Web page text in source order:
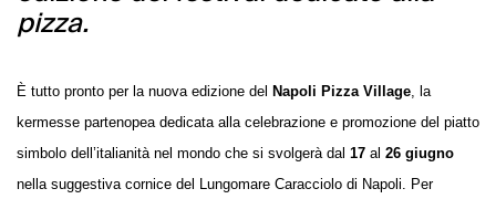
pizza.
È tutto pronto per la nuova edizione del Napoli Pizza Village , la
kermesse partenopea dedicata alla celebrazione e promozione del piatto
simbolo dell’italianità nel mondo che si svolgerà dal 17 al 26 giugno
nella suggestiva cornice del Lungomare Caracciolo di Napoli. Per